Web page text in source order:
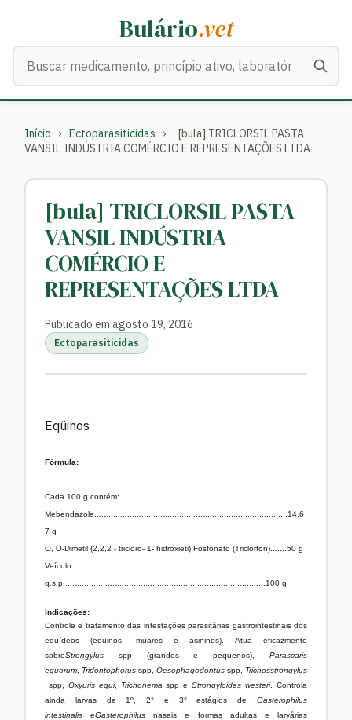
Bulário.vet
Início › Ectoparasiticidas ›
[bula] TRICLORSIL PASTA
VANSIL INDÚSTRIA COMÉRCIO E REPRESENTAÇÕES LTDA
[bula] TRICLORSIL PASTA
VANSIL INDÚSTRIA
COMÉRCIO E
REPRESENTAÇÕES LTDA
Publicado em agosto 19, 2016
Ectoparasiticidas
Eqüinos
Fórmula:
Cada 100 g contém:
Mebendazole..................................................................................14,6
7 g
O, O-Dimetil (2,2,2 - tricloro- 1- hidroxieti) Fosfonato (Triclorfon).......50 g
Veículo
q.s.p......................................................................................100 g
Indicações:
Controle e tratamento das infestações parasitárias gastrointestinais dos
eqüídeos (eqüinos, muares e asininos). Atua eficazmente
sobreStrongylus spp (grandes e pequenos),Parascaris
equorum
Tridontophorus spp, Oesophagodontus spp, Trichosstrongylus
spp, Oxyuris equi, Trichonemaspp eStrongyloides westeri.Controla
ainda larvas de 1º, 2° e 3° estágios de Gasterophilus
intestinalis eGasterophilusnasais e formas adultas e larvárias